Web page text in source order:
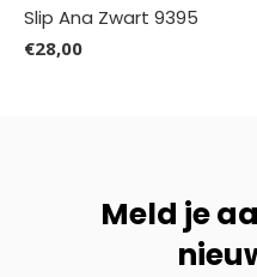
Slip Ana Zwart 9395
€28,00
Meld je